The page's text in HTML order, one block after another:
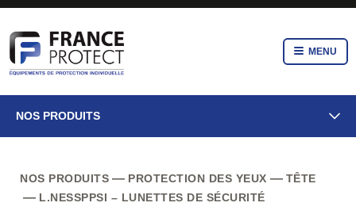
MENU
NOS PRODUITS
NOS PRODUITS PROTECTION DES YEUX
TÊTE
L.NESSPPSI – LUNETTES DE SÉCURITÉ